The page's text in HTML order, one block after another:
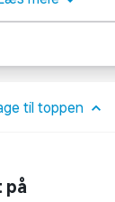
har
makeupspejle
til toppen
på